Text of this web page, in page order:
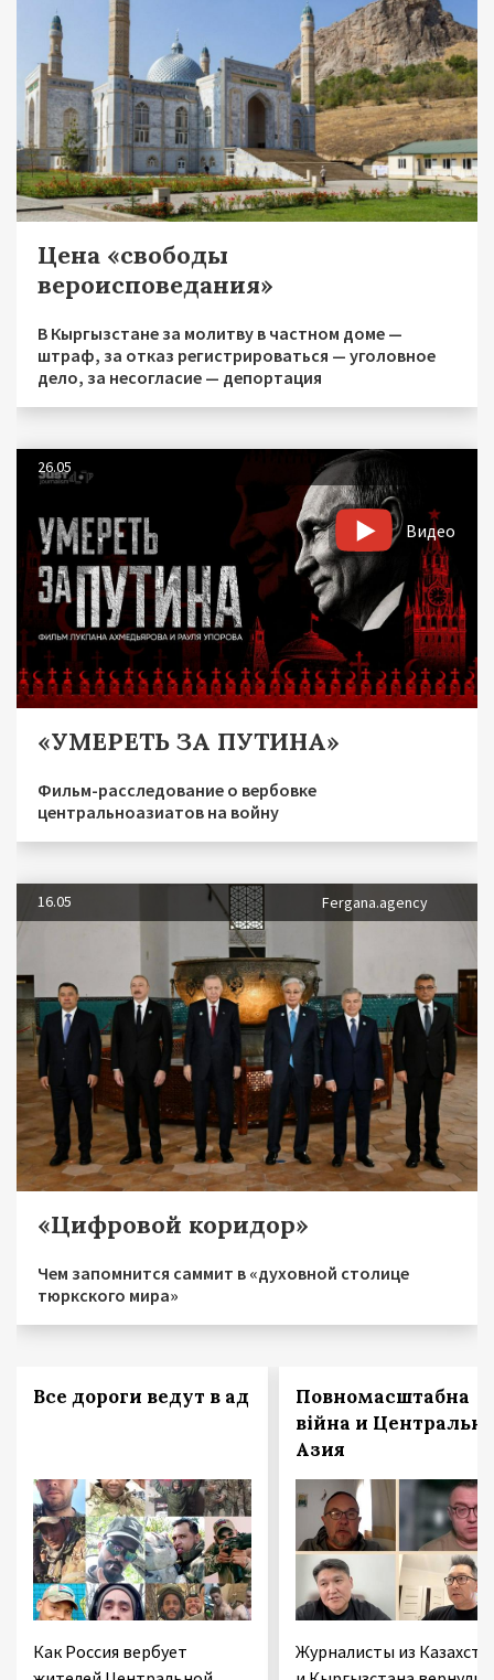
Цена «свободы
вероисповедания»
В Кыргызстане за молитву в частном доме —
штраф, за отказ регистрироваться — уголовное
дело, за несогласие — депортация
26.05
Видео
«УМЕРЕТЬ ЗА ПУТИНА»
Фильм-расследование о вербовке
центральноазиатов на войну
16.05 Fergana.agency
«Цифровой коридор»
Чем запомнится саммит в «духовной столице
тюркского мира»
Все дороги ведут в ад
Как Россия вербует
Повномасштабна
війна и
Азия
Журналисты из